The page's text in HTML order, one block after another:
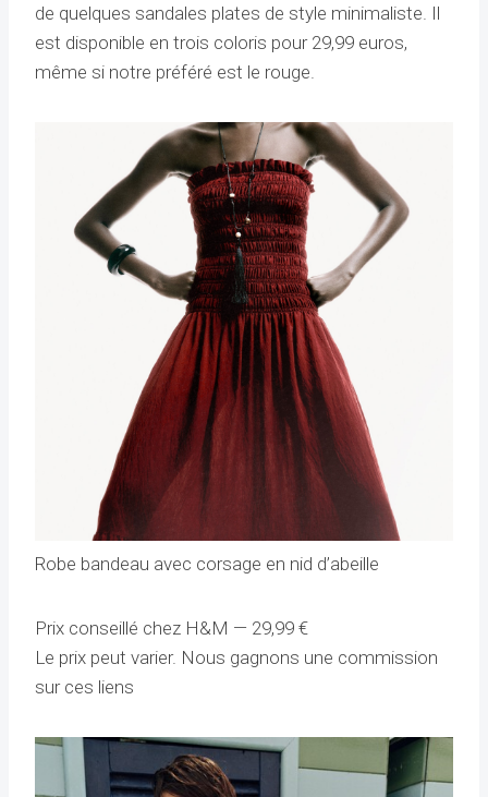
de quelques sandales plates de style minimaliste. Il
est disponible en trois coloris pour 29,99 euros,
même si notre préféré est le rouge.
Robe bandeau avec corsage en nid d’abeille
Prix ​​conseillé chez H&M — 29,99 €
Le prix peut varier. Nous gagnons une commission
sur ces liens